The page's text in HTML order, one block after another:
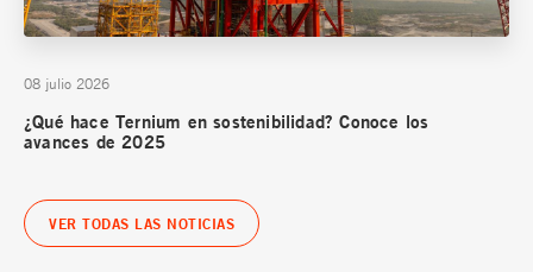
08 julio 2026
¿Qué hace Ternium en sostenibilidad? Conoce los
avances de 2025
VER TODAS LAS NOTICIAS